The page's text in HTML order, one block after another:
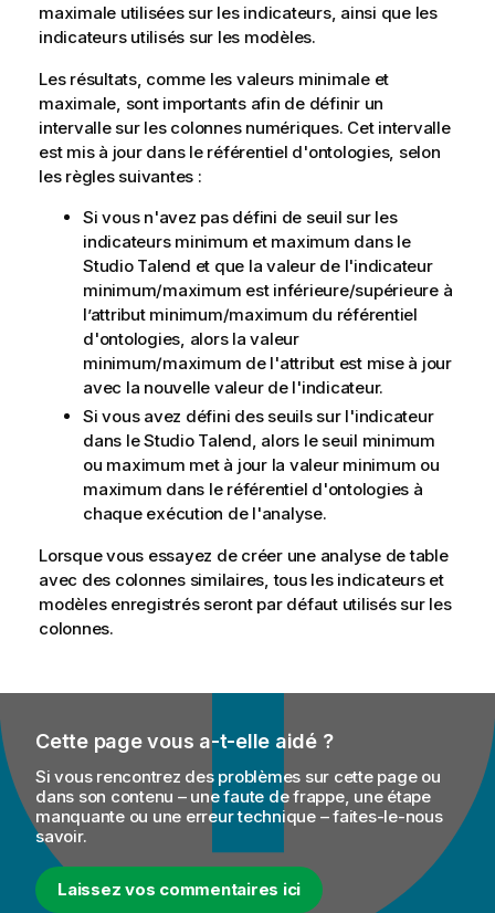
maximale utilisées sur les indicateurs, ainsi que les
indicateurs utilisés sur les modèles.
Les résultats, comme les valeurs minimale et
maximale, sont importants afin de définir un
intervalle sur les colonnes numériques. Cet intervalle
est mis à jour dans le référentiel d'ontologies, selon
les règles suivantes :
Si vous n'avez pas défini de seuil sur les
indicateurs minimum et maximum dans le
Studio Talend et que la valeur de l'indicateur
minimum/maximum est inférieure/supérieure à
l’attribut minimum/maximum du référentiel
d'ontologies, alors la valeur
minimum/maximum de l'attribut est mise à jour
avec la nouvelle valeur de l'indicateur.
Si vous avez défini des seuils sur l'indicateur
dans leStudio Talend, alors le seuil minimum
ou maximum met à jour la valeur minimum ou
maximum dans le référentiel d'ontologies à
chaque exécution de l'analyse.
Lorsque vous essayez de créer une analyse de table
avec des colonnes similaires, tous les indicateurs et
modèles enregistrés seront par défaut utilisés sur les
colonnes.
Cette page vous a-t-elle aidé ?
Si vous rencontrez des problèmes sur cette page ou
dans son contenu – une faute de frappe, une étape
manquante ou une erreur technique – faites-le-nous
savoir.
Laissez vos commentaires ici